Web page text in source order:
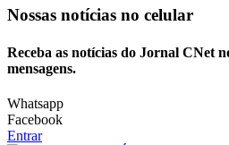
Nossas notícias no celular
Receba as notícias do Jornal CNet
mensagens.
Whatsapp
Facebook
Entrar